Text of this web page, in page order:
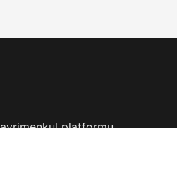
platformu.